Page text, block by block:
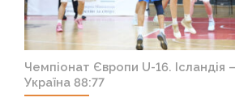
Чемпіонат Європи U-16. Ісландія
Україна 88:77